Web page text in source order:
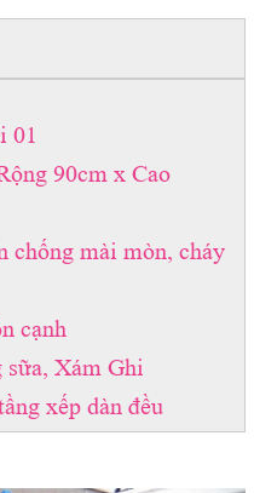
01
90cm x Cao
chống mài mòn, cháy
cạnh
sữa, Xám Ghi
xếp dàn đều